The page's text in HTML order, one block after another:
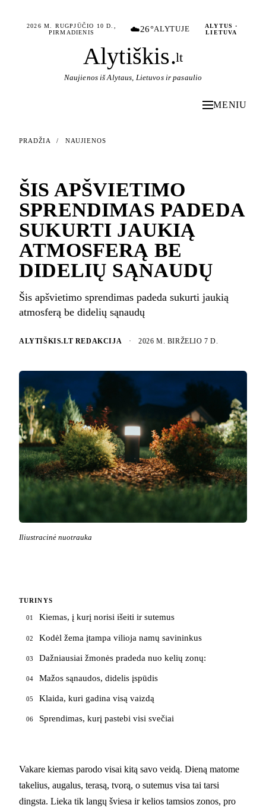
2026 M. RUGPJŪČIO 10 D.,
PIRMADIENIS
☁️26°ALYTUJE
ALYTUS ·
LIETUVA
Alytiškis.lt
Naujienos iš Alytaus, Lietuvos ir pasaulio
MENIU
PRADŽIA / NAUJIENOS
ŠIS APŠVIETIMO
SPRENDIMAS PADEDA
SUKURTI JAUKIĄ
ATMOSFERĄ BE
DIDELIŲ SĄNAUDŲ
Šis apšvietimo sprendimas padeda sukurti jaukią
atmosferą be didelių sąnaudų
ALYTIŠKIS.LT REDAKCIJA · 2026 M. BIRŽELIO 7 D.
Iliustracinė nuotrauka
TURINYS
01 Kiemas, į kurį norisi išeiti ir sutemus
02 Kodėl žema įtampa vilioja namų savininkus
03 Dažniausiai žmonės pradeda nuo kelių zonų:
04 Mažos sąnaudos, didelis įspūdis
05 Klaida, kuri gadina visą vaizdą
06 Sprendimas, kurį pastebi visi svečiai
Vakare kiemas parodo visai kitą savo veidą. Dieną matome
takelius, augalus, terasą, tvorą, o sutemus visa tai tarsi
dingsta. Lieka tik langų šviesa ir kelios tamsios zonos, pro